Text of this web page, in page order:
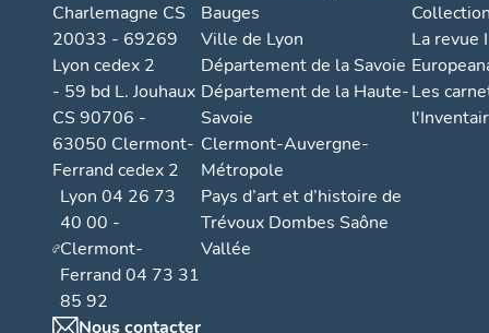
Charlemagne CS
20033 - 69269
Lyon cedex 2
- 59 bd L. Jouhaux
CS 90706 -
63050 Clermont-
Ferrand cedex 2
Lyon 04 26 73
40 00 -
Clermont-
Ferrand 04 73 31
85 92
Nous contacter
Bauges
Ville de Lyon
Département de la Savoie
Département de la Haute-
Savoie
Clermont-Auvergne-
Métropole
Pays d’art et d’histoire de
Trévoux Dombes Saône
Vallée
La revue
Les